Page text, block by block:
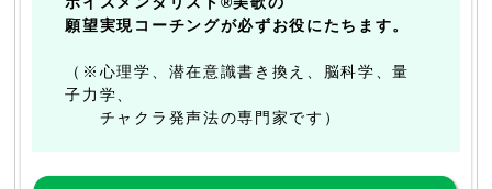
願望実現コーチングが必ずお役にたちます。
（※心理学、潜在意識書き換え、脳科学、量
子力学、
チャクラ発声法の専門家です）